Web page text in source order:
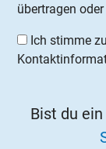
übertragen
Ich stimme
Bist du